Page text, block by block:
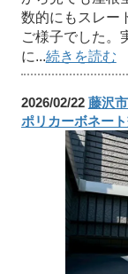
数的にもスレー
ご様子でした。
に...続きを読む
2026/02/22 藤沢
ポリカーボネー